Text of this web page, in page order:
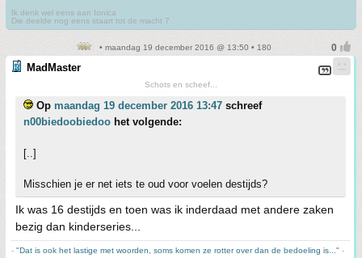
Ik denk wel eens aan Ionica
Die deelde nog eens staart tot de macht 7
• maandag 19 december 2016 @ 13:50 • 180
MadMaster
Schots en scheef...
Op maandag 19 december 2016 13:47 schreef
n00biedoobiedoo het volgende:
[..]
Misschien je er net iets te oud voor voelen destijds?
Ik was 16 destijds en toen was ik inderdaad met andere zaken
bezig dan kinderseries...
- "Dat is ook het lastige met woorden, soms komen ze rotter over dan de bedoeling is..." -